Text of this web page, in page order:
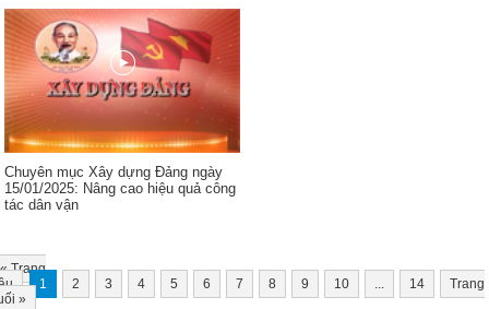
Chuyên mục Xây dựng Đảng ngày
15/01/2025: Nâng cao hiệu quả công
tác dân vận
«Trang
1 2 3 4 5 6 7 8 9 10 ... 14
Trang
»